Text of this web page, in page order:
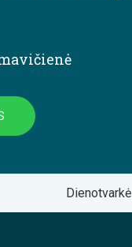
Dienotvarkė